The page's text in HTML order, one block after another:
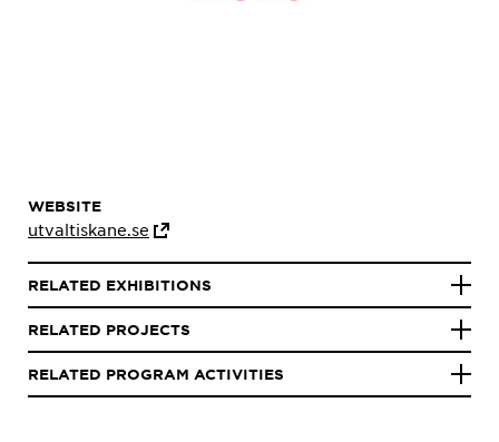
WEBSITE
utvaltiskane.se
RELATED EXHIBITIONS
RELATED PROJECTS
RELATED PROGRAM ACTIVITIES